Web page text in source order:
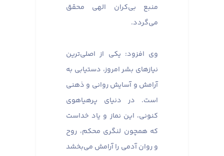
منبع بی‌کران الهی محقق
می‌گردد.
وی افزود: یکی از اصلی‌ترین
نیازهای بشر امروز، دستیابی به
آرامش و آسایش روانی و ذهنی
است. در دنیای پرهیاهوی
کنونی، این نماز و یاد خداست
که همچون لنگری محکم، روح
و روان آدمی را آرامش می‌بخشد